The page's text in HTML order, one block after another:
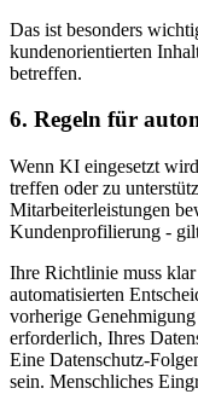
Das ist besonders
kundenorientierten
betreffen.
6. Regeln für
Wenn KI eingesetzt
treffen oder zu
Mitarbeiterleistungen
Kundenprofilierung -
Ihre Richtlinie muss
automatisierten
vorherige
erforderlich, Ihres
Eine Datenschutz-
sein. Menschliches